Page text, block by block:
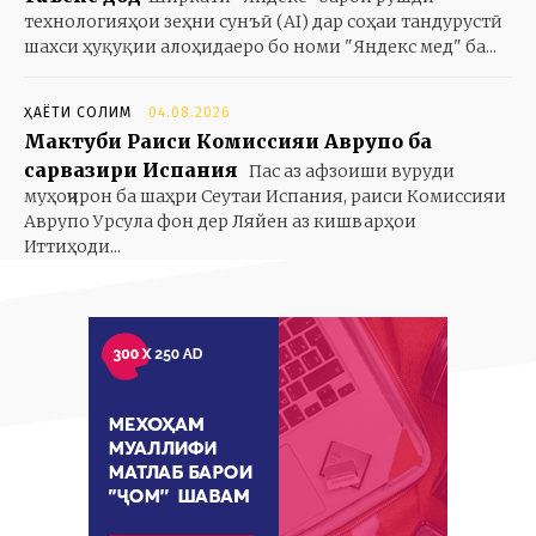
технологияҳои зеҳни сунъӣ (AI) дар соҳаи тандурустӣ
шахси ҳуқуқии алоҳидаеро бо номи "Яндекс мед" ба...
ҲАЁТИ СОЛИМ 04.08.2026
Мактуби Раиси Комиссияи Аврупо ба
сарвазири Испания Пас аз афзоиши вуруди
муҳоҷирон ба шаҳри Сеутаи Испания, раиси Комиссияи
Аврупо Урсула фон дер Ляйен аз кишварҳои
Иттиҳоди...